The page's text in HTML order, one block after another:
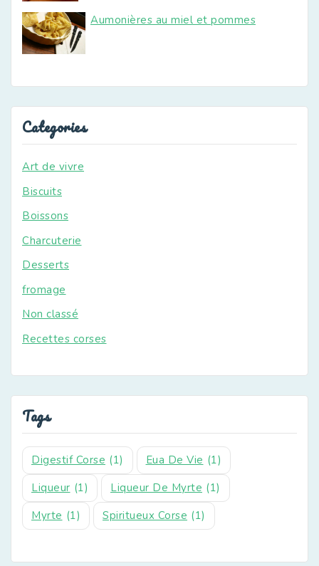
Aumonières au miel et pommes
Categories
Art de vivre
Biscuits
Boissons
Charcuterie
Desserts
fromage
Non classé
Recettes corses
Tags
Digestif Corse (1) Eua De Vie (1)
Liqueur (1) Liqueur De Myrte (1)
Myrte (1) Spiritueux Corse (1)